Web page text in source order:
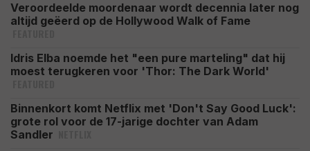
Veroordeelde moordenaar wordt decennia later nog
altijd geëerd op de Hollywood Walk of Fame
Idris Elba noemde het "een pure marteling" dat hij
moest terugkeren voor 'Thor: The Dark World'
Binnenkort komt Netflix met 'Don't Say Good Luck':
grote rol voor de 17-jarige dochter van Adam
Sandler